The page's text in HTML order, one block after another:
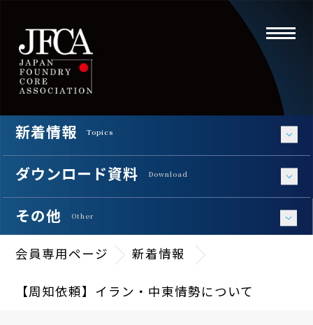
toggle
新着情報 Topics
ダウンロード資料 Download
その他 Other
会員専用ページ 新着情報
【周知依頼】イラン・中東情勢について